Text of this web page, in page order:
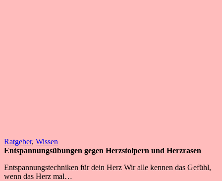
Ratgeber, Wissen
Entspannungsübungen gegen Herzstolpern und Herzrasen
Entspannungstechniken für dein Herz Wir alle kennen das Gefühl,
wenn das Herz mal…